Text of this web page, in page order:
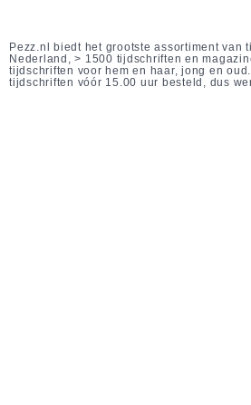
Pezz.nl biedt het grootste assortiment van
Nederland, > 1500 tijdschriften en
tijdschriften voor hem en haar, jong en
tijdschriften vóór 15.00 uur besteld, dus